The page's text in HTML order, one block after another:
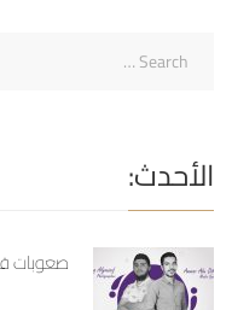
الأحدث:
صعوبات